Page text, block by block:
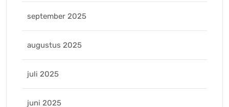
september 2025
augustus 2025
juli 2025
juni 2025